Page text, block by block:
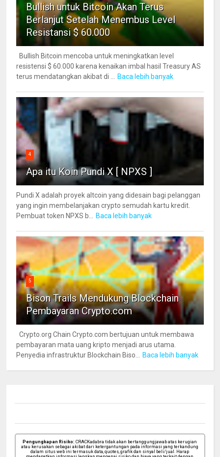
Bullish untuk Bitcoin Akan Terus
Berlanjut Setelah Menembus Level
Resistansi $ 60.000
Bullish Bitcoin mencoba untuk meningkatkan level
resistensi $ 60.000 karena kenaikan imbal hasil Treasury AS
terus mendatangkan akibat di ...
Baca lebih banyak
4
Apa itu Koin Pundi X [ NPXS ]
Pundi X adalah proyek altcoin yang didesain bagi pelanggan
yang ingin membelanjakan crypto semudah kartu kredit.
Pembuat token NPXS b...
Baca lebih banyak
5
Bison Trails Mendukung Blockchain
Pembayaran Crypto.com
Crypto.org Chain Crypto.com bertujuan untuk membawa
pembayaran mata uang kripto menjadi arus utama.
Penyedia infrastruktur Blockchain Biso...
Baca lebih banyak
Pengungkapan Risiko: CRACKadabra tidak akan bertanggungjawab atas kerugian
atau kerusakan sebagai akibat dari ketergantungan pada informasi yang terkandung
dalam situs web ini termasuk data, quotes, grafik dan sinyal beli/jual. Harap